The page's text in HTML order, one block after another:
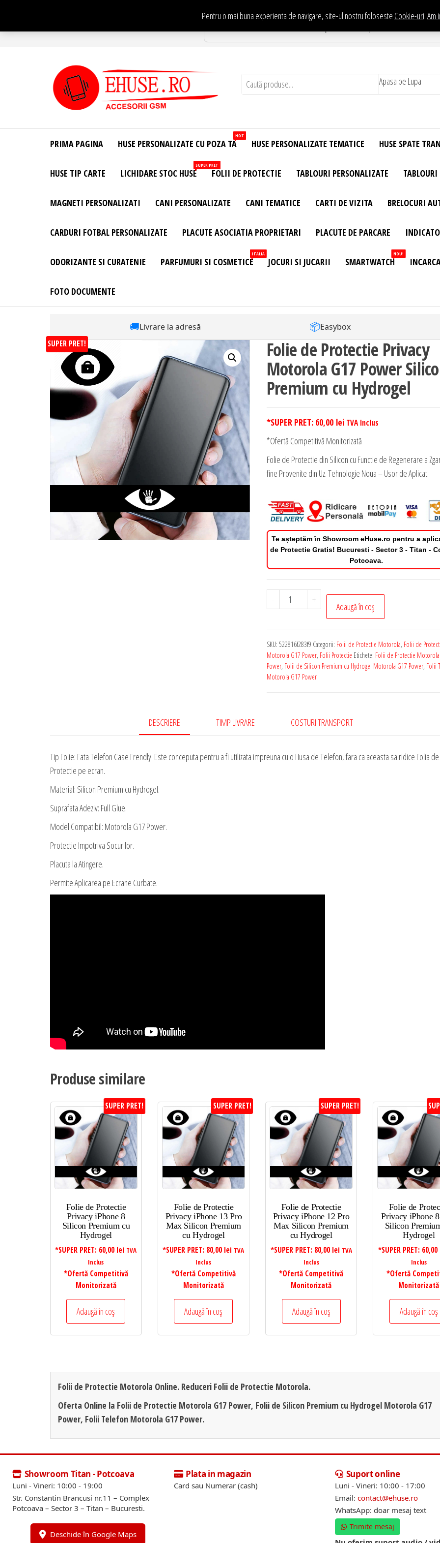
conținut
Pentru o mai buna experienta de navigare, site-ul nostru foloseste Cookie-uri.Am
Te asteptam in Showroom eHuse.ro
Site Oficial .
Huse
Personalizate
Huse
Personalizate
Telefon –
– Accesorii
Apasa pe Lupa
PRIMA PAGINA HUSE PERSONALIZATE CU POZA TA
HOT
HUSE PERSONALIZATE TEMATICE HUSE SPATE
HUSE TIP CARTE LICHIDARE STOC HUSE
SUPER PRET
FOLII DE PROTECTIE TABLOURI PERSONALIZATE TABLOURI
MAGNETI PERSONALIZATI CANI PERSONALIZATE CANI TEMATICE CARTI DE VIZITA BRELOCURI
CARDURI FOTBAL PERSONALIZATE PLACUTE ASOCIATIA PROPRIETARI PLACUTE DE PARCARE
ODORIZANTE SI CURATENIE PARFUMURI SI COSMETICE
ITALIA
JOCURI SI JUCARII SMARTWATCH
NOU!
FOTO DOCUMENTE
🚚Livrare la adresă 📦Easybox
SUPER PRET! Folie de Protectie Privacy
Motorola G17 Power
Premium cu Hydrogel
*SUPER PRET: 60,00 lei TVA Inclus
*Ofertă Competitivă Monitorizată
Folie de Protectie din Silicon cu Functie de Regenerare a
fine Provenite din Uz. Tehnologie Noua – Usor de Aplicat.
Te așteptăm în Showroom eHuse.ro pentru a
de Protectie Gratis! Bucuresti - Sector 3 - Titan -
Potcoava.
-
Cantitate
Folie
Privacy
Motorola
G17
Premium
+
Adaugă în coș
SKU: 522816f283f9 Categorii: Folii de Protectie Motorola, Folii de
Motorola G17 Power, Folii Protectie Etichete: Folii de Protectie
Power, Folii de Silicon Premium cu Hydrogel Motorola G17 Power, Folii
Motorola G17 Power
DESCRIERE TIMP LIVRARE COSTURI TRANSPORT
Tip Folie: Fata Telefon Case Frendly. Este conceputa pentru a fi utilizata impreuna cu o Husa de Telefon, fara ca aceasta sa ridice Folia de
Protectie pe ecran.
Material: Silicon Premium cu Hydrogel.
Suprafata Adeziv: Full Glue.
Model Compatibil: Motorola G17 Power.
Protectie Impotriva Socurilor.
Placuta la Atingere.
Permite Aplicarea pe Ecrane Curbate.
Produse similare
SUPER PRET!
Folie de Protectie
Privacy iPhone 8
Silicon Premium cu
Hydrogel
*SUPER PRET: 60,00 lei TVA
Inclus
*Ofertă Competitivă
Monitorizată
Adaugă în coș
SUPER PRET!
Folie de Protectie
Privacy iPhone 13 Pro
Max Silicon Premium
cu Hydrogel
*SUPER PRET: 80,00 lei TVA
Inclus
*Ofertă Competitivă
Monitorizată
Adaugă în coș
SUPER PRET!
Folie de Protectie
Privacy iPhone 12 Pro
Max Silicon Premium
cu Hydrogel
*SUPER PRET: 80,00 lei TVA
Inclus
*Ofertă Competitivă
Monitorizată
Adaugă în coș
Folie de
Privacy iPhone
Silicon
Hydrogel
*SUPER PRET: 60,00
Inclus
*Ofertă
Monitorizată
Adaugă în coș
Folii de Protectie Motorola Online. Reduceri Folii de Protectie Motorola.
Oferta Online la Folii de Protectie Motorola G17 Power, Folii de Silicon Premium cu Hydrogel Motorola G17
Power, Folii Telefon Motorola G17 Power.
Showroom Titan - Potcoava
Luni - Vineri: 10:00 - 19:00
Str. Constantin Brancusi nr.11 – Complex
Potcoava – Sector 3 – Titan – Bucuresti.
Deschide în Google Maps
Plata in magazin
Card sau Numerar (cash)
Suport online
Luni - Vineri: 10:00 - 17:00
Email: contact@ehuse.ro
WhatsApp: doar mesaj text
Trimite mesaj